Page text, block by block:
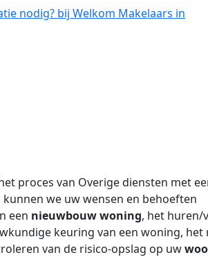
nodig? bij Welkom Makelaars in
proces van Overige diensten met
we uw wensen en behoeften
een nieuwbouw woning, het huren/
keuring van een woning, het
van de risico-opslag op uw